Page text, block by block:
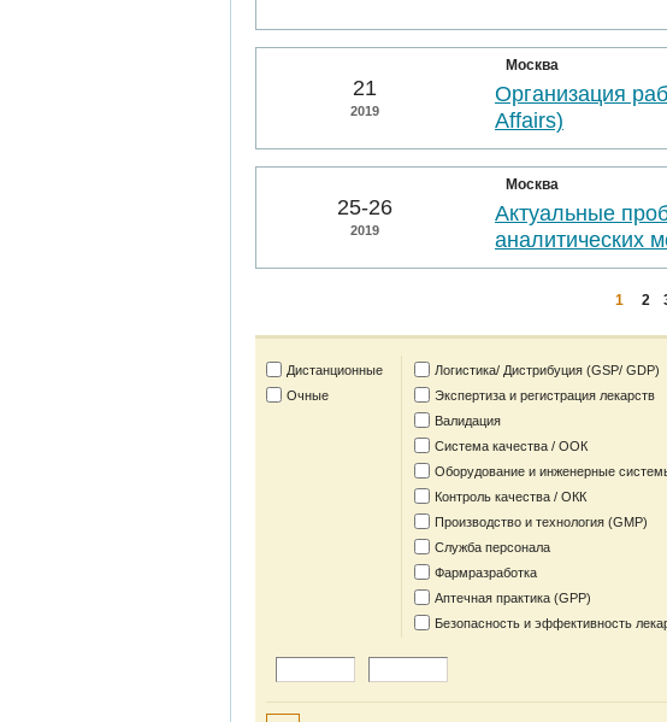
21
2019
Москва
Организация
Affairs)
25-26
2019
Москва
Актуальные
аналитических
1 2
Дистанционные
Очные
Логистика/ Дистрибуция (GSP/ GDP)
Экспертиза и регистрация лекарств
Валидация
Система качества / ООК
Оборудование и инженерные
Контроль качества / ОКК
Производство и технология (GMP)
Служба персонала
Фармразработка
Аптечная практика (GPP)
Безопасность и эффективность